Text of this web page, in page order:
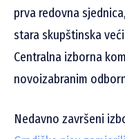
prva redovna
stara skupštinska
Centralna izborna
novoizabranim
Nedavno završeni